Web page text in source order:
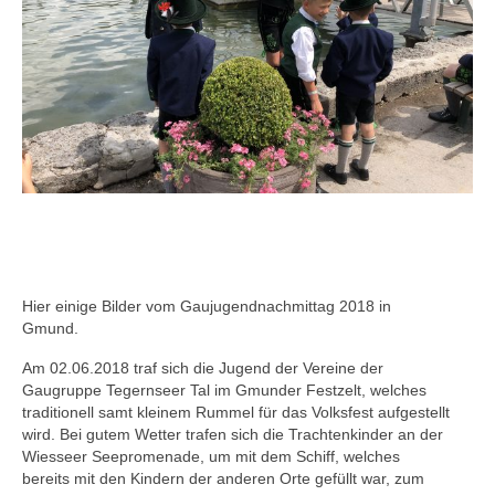
Hier einige Bilder vom Gaujugendnachmittag 2018 in
Gmund.
Am 02.06.2018 traf sich die Jugend der Vereine der
Gaugruppe Tegernseer Tal im Gmunder Festzelt, welches
traditionell samt kleinem Rummel für das Volksfest aufgestellt
wird. Bei gutem Wetter trafen sich die Trachtenkinder an der
Wiesseer Seepromenade, um mit dem Schiff, welches
bereits mit den Kindern der anderen Orte gefüllt war, zum